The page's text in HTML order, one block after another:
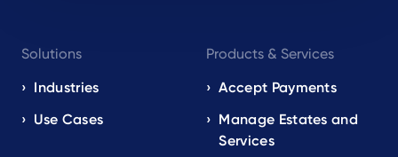
navigation
EN
Solutions
Industries
Use Cases
Products & Services
Accept Payments
Manage Estates and
Services